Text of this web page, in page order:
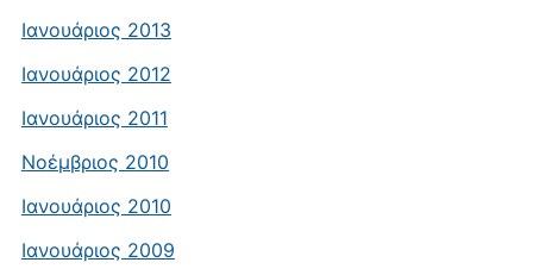
Ιανουάριος 2013
Ιανουάριος 2012
Ιανουάριος 2011
Νοέμβριος 2010
Ιανουάριος 2010
Ιανουάριος 2009